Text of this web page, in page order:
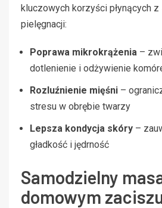
kluczowych korzyści płynących
pielęgnacji:
Poprawa mikrokrążenia –
dotlenienie i odżywienie
Rozluźnienie mięśni –
stresu w obrębie twarzy
Lepsza kondycja skóry –
gładkość i jędrność
Samodzielny
domowym